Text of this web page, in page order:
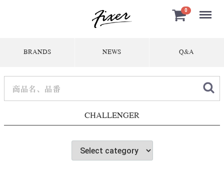
0 Menu
BRANDS NEWS Q&A
CHALLENGER